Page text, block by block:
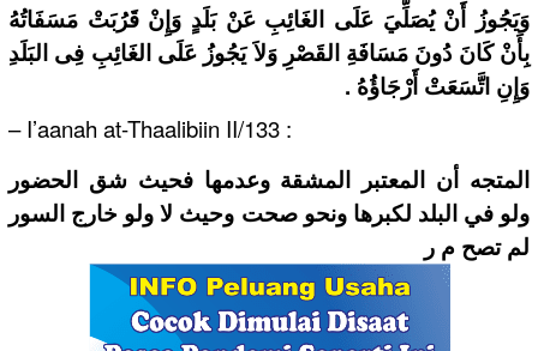
وَيَجُوزُ أَنْ يُصَلِّيَ عَلَى الغَائِبِ عَنْ بَلَدٍ وَإِنْ قَرُبَتْ مَسَفَاتُهُ
بِأَنْ كَانَ دُونَ مَسَافَةِ القَصْرِ وَلاَ يَجُوزُ عَلَى الغَائِبِ فِى البَلَدِ
وَإِنِ اتَّسَعَتْ أَرْجَاؤُهُ .
– I’aanah at-Thaalibiin II/133 :
المتجه أن المعتبر المشقة وعدمها فحيث شق الحضور
ولو في البلد لكبرها ونحو صحت وحيث لا ولو خارج السور
لم تصح م ر